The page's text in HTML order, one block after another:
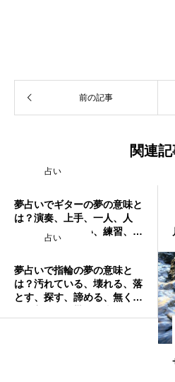
前の記事
関連
占い
夢占いでギターの夢の意味と
は？演奏、上手、一人、人
前、誰も聞かない、練習、磨
く、聴く、教えてもらう、買
い、諦めるなど
占い
夢占いで指輪の夢の意味と
は？汚れている、壊れる、落
とす、探す、諦める、無く